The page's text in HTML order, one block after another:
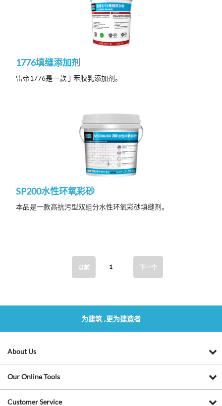
1776填缝添加剂
雷帝1776是一款丁苯胶乳添加剂。
SP200水性环氧彩砂
本品是一款高抗污型双组分水性环氧彩砂填缝剂。
以前 1 下一个
为建筑 ,更为建造者
About Us
Our Online Tools
Customer Service